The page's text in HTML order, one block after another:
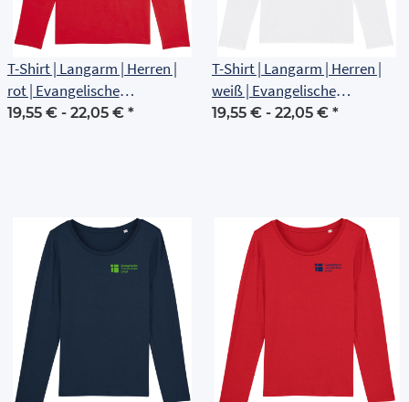
T-Shirt | Langarm | Herren |
rot | Evangelische
Grundschule Erfurt
19,55 € - 22,05 € *
T-Shirt | Langarm | Herren |
weiß | Evangelische
Grundschule Erfurt
19,55 € - 22,05 € *